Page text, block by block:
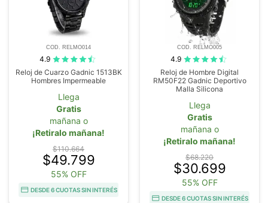
COD. RELMO014
4.9
Reloj de Cuarzo Gadnic 1513BK
Hombres Impermeable
Llega
Gratis
mañana o
¡Retiralo mañana!
$110.664
$49.799
55% OFF
DESDE 6 CUOTAS SIN INTERÉS
COD. RELMO005
4.9
Reloj de Hombre Digital
RM50F22 Gadnic Deportivo
Malla Silicona
Llega
Gratis
mañana o
¡Retiralo mañana!
$68.220
$30.699
55% OFF
DESDE 6 CUOTAS SIN INTERÉS